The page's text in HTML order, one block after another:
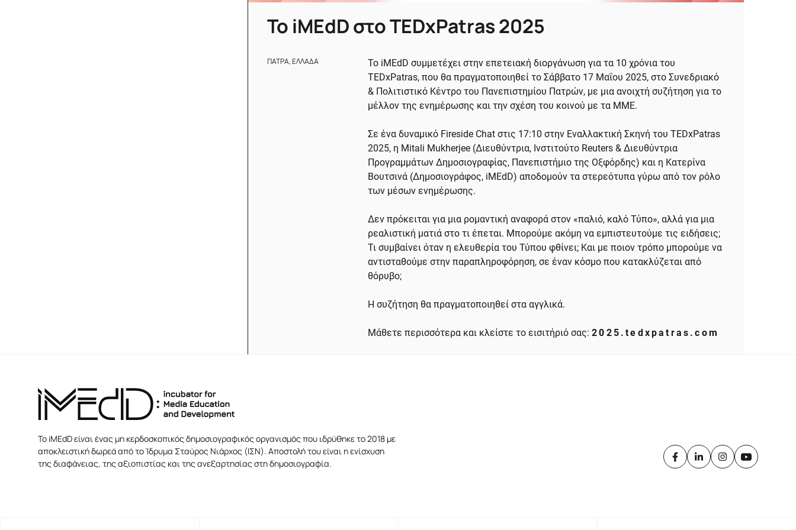
Το iMEdD στο TEDxPatras 2025
ΠΑΤΡΑ, ΕΛΛΑΔΑ
To iMEdD συμμετέχει στην επετειακή διοργάνωση για τα 10 χρόνια του
TEDxPatras, που θα πραγματοποιηθεί το Σάββατο 17 Μαΐου 2025, στο Συνεδριακό
& Πολιτιστικό Κέντρο του Πανεπιστημίου Πατρών, με μια ανοιχτή συζήτηση για το
μέλλον της ενημέρωσης και την σχέση του κοινού με τα ΜΜΕ.
Σε ένα δυναμικό Fireside Chat στις 17:10 στην Εναλλακτική Σκηνή του TEDxPatras
2025, η Mitali Mukherjee (Διευθύντρια, Ινστιτούτο Reuters &Διευθύντρια
Προγραμμάτων Δημοσιογραφίας, Πανεπιστήμιο της Οξφόρδης) και η Κατερίνα
Βουτσινά (Δημοσιογράφος, iMEdD) αποδομούν τα στερεότυπα γύρω από τον ρόλο
των μέσων ενημέρωσης.
Δεν πρόκειται για μια ρομαντική αναφορά στον «παλιό, καλό Τύπο», αλλά για μια
ρεαλιστική ματιά στο τι έπεται. Μπορούμε ακόμη να εμπιστευτούμε τις ειδήσεις;
Τι συμβαίνει όταν η ελευθερία του Τύπου φθίνει; Και με ποιον τρόπο μπορούμε να
αντισταθούμε στην παραπληροφόρηση, σε έναν κόσμο που κατακλύζεται από
θόρυβο;
Η συζήτηση θα πραγματοποιηθεί στα αγγλικά.
Μάθετε περισσότερα και κλείστε το εισιτήριό σας:2025.tedxpatras.com
Το iMEdD είναι ένας μη κερδοσκοπικός δημοσιογραφικός οργανισμός που ιδρύθηκε το 2018 με
αποκλειστική δωρεά από το Ίδρυμα Σταύρος Νιάρχος (ΙΣΝ). Αποστολή του είναι η ενίσχυση
της διαφάνειας, της αξιοπιστίας και της ανεξαρτησίας στη δημοσιογραφία.